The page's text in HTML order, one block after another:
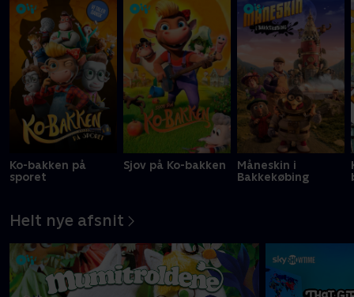
Ko-bakken på
sporet
Sjov på Ko-bakken
Måneskin i
Bakkekøbing
Helt nye afsnit